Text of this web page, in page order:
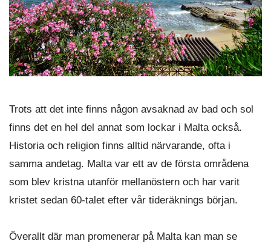
Trots att det inte finns någon avsaknad av bad och sol
finns det en hel del annat som lockar i Malta också.
Historia och religion finns alltid närvarande, ofta i
samma andetag. Malta var ett av de första områdena
som blev kristna utanför mellanöstern och har varit
kristet sedan 60-talet efter vår tideräknings början.
Överallt där man promenerar på Malta kan man se